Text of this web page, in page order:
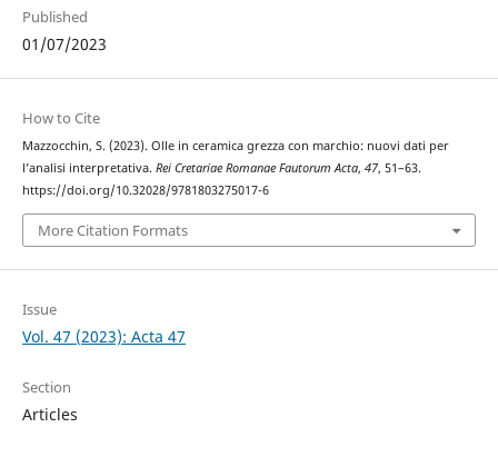
Published
01/07/2023
How to Cite
Mazzocchin, S. (2023). Olle in ceramica grezza con marchio: nuovi dati per
l’analisi interpretativa. Rei Cretariae Romanae Fautorum Acta, 47, 51–63.
https://doi.org/10.32028/9781803275017-6
More Citation Formats
Issue
Vol. 47 (2023): Acta 47
Section
Articles